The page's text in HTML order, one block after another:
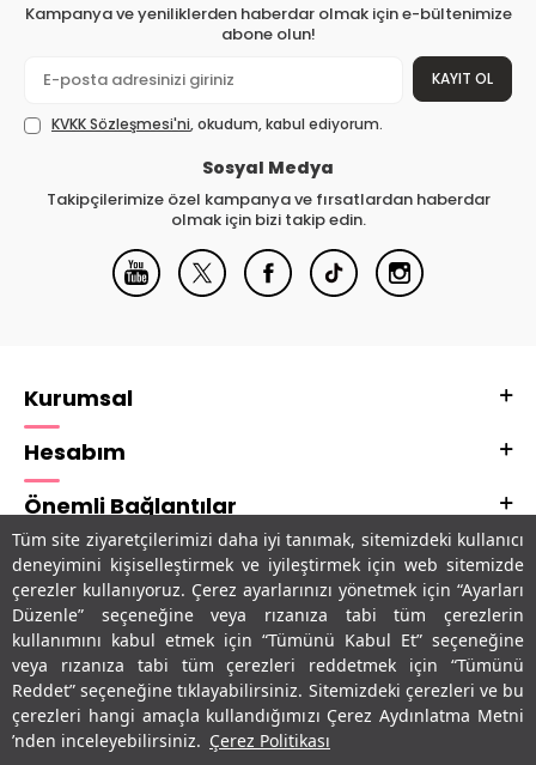
Tüm site ziyaretçilerimizi daha iyi tanımak, sitemizdeki kullanıcı
deneyimini kişiselleştirmek ve iyileştirmek için web sitemizde
çerezler kullanıyoruz. Çerez ayarlarınızı yönetmek için “Ayarları
Düzenle” seçeneğine veya rızanıza tabi tüm çerezlerin
kullanımını kabul etmek için “Tümünü Kabul Et” seçeneğine
veya rızanıza tabi tüm çerezleri reddetmek için “Tümünü
Reddet” seçeneğine tıklayabilirsiniz. Sitemizdeki çerezleri ve bu
çerezleri hangi amaçla kullandığımızı Çerez Aydınlatma Metni
’nden inceleyebilirsiniz. Çerez Politikası
Kampanya ve yeniliklerden haberdar olmak için e-bültenimize
abone olun!
KAYIT OL
KVKK Sözleşmesi'ni, okudum, kabul ediyorum.
Sosyal Medya
Takipçilerimize özel kampanya ve fırsatlardan haberdar
olmak için bizi takip edin.
Kurumsal
Hesabım
Önemli Bağlantılar
Adres & İletişim
Uygulamalarımız